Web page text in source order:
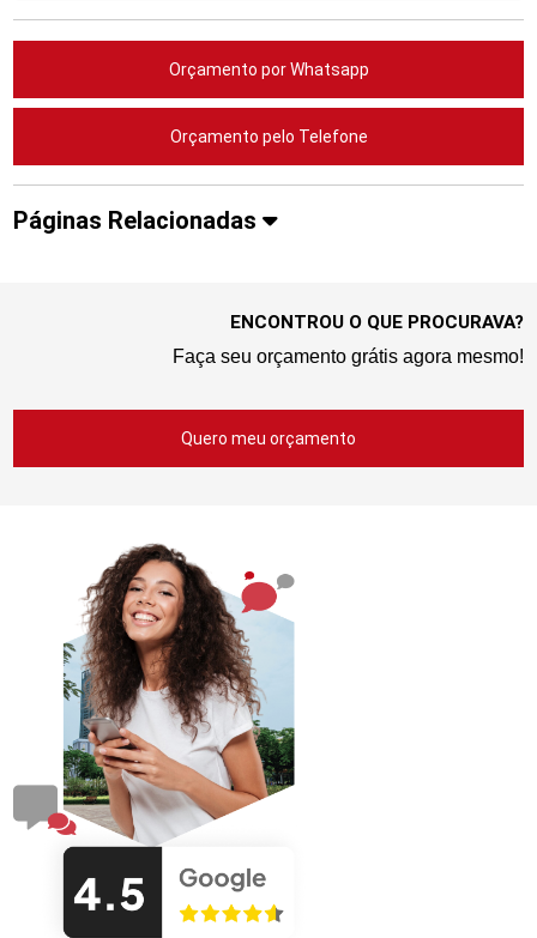
Orçamento por Whatsapp
Orçamento pelo Telefone
Páginas Relacionadas
ENCONTROU O QUE PROCURAVA?
Faça seu orçamento grátis agora mesmo!
Quero meu orçamento